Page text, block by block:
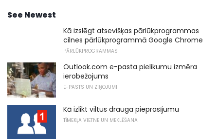
See Newest
Kā izslēgt atsevišķas pārlūkprogrammas
cilnes pārlūkprogrammā Google Chrome
PĀRLŪKPROGRAMMAS
Outlook.com e-pasta pielikumu izmēra
ierobežojums
E-PASTS UN ZIŅOJUMI
Kā izlikt viltus drauga pieprasījumu
TĪMEKĻA VIETNE UN MEKLĒŠANA